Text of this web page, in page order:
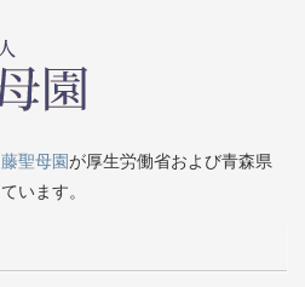
聖母園が厚生労働省および青森県
います。